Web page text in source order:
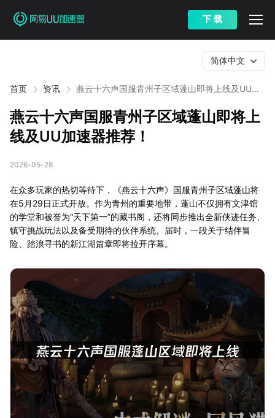
下 载
首页 资讯
燕云十六声国服青州子区域蓬山即将上线及UU加
简体中文
燕云十六声国服青州子区域蓬山即将上
线及UU加速器推荐！
2026-05-28
在众多玩家的热切等待下，《燕云十六声》国服青州子区域蓬山将
在5月29日正式开放。作为青州的重要地带，蓬山不仅拥有文津馆
的学堂和被誉为“天下第一”的藏书阁，还将同步推出全新侠迹任务、
镇守挑战玩法以及备受期待的伙伴系统。届时，一段关于结伴冒
险、踏浪寻书的新江湖篇章即将拉开序幕。